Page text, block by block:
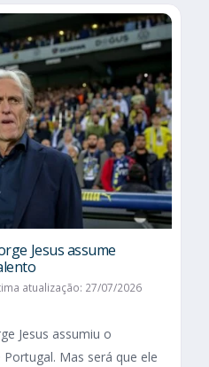
Jesus assume
atualização: 27/07/2026
Jesus assumiu o
Mas será que ele